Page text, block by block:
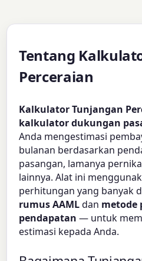
Tentang
Perceraian
Kalkulator Tunjangan
kalkulator dukungan
Anda mengestimasi
bulanan berdasarkan
pasangan, lamanya
lainnya. Alat ini
perhitungan yang banyak
rumus AAMLdan metode
pendapatan — untuk
estimasi kepada Anda.